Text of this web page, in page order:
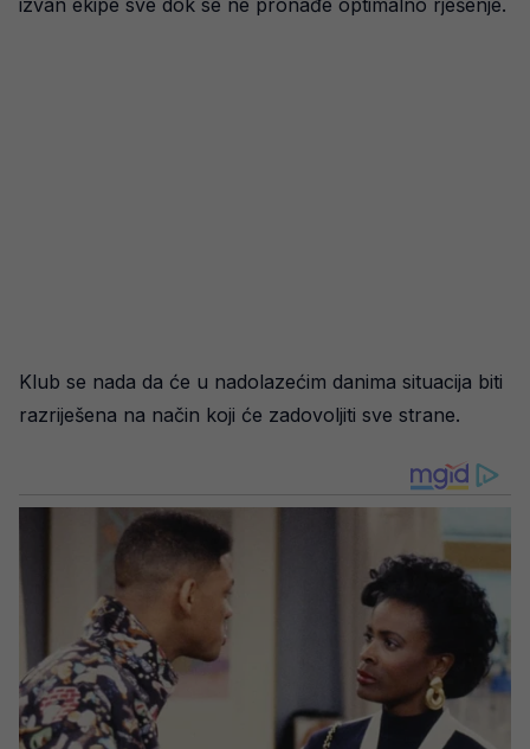
izvan ekipe sve dok se ne pronađe optimalno rješenje.
Klub se nada da će u nadolazećim danima situacija biti
razriješena na način koji će zadovoljiti sve strane.